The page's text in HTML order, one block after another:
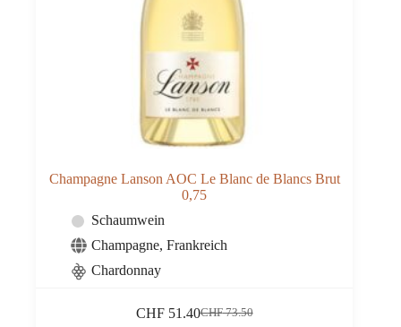
Champagne Lanson AOC Le Blanc de Blancs Brut
0,75
Schaumwein
Champagne, Frankreich
Chardonnay
CHF73.50
Ursprünglicher
CHF51.40Aktueller